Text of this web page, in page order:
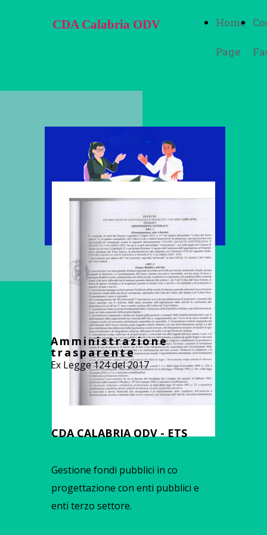
Home
Page
CDA Calabria ODV
Amministrazione
trasparente
Ex Legge 124 del 2017
CDA CALABRIA ODV - ETS
Gestione fondi pubblici in co
progettazione con enti pubblici e
enti terzo settore.